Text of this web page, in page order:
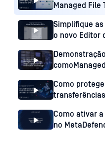
Managed File
Simplifique
o novo Editor
comoManaged File
setor das
Como
Como ativar
no